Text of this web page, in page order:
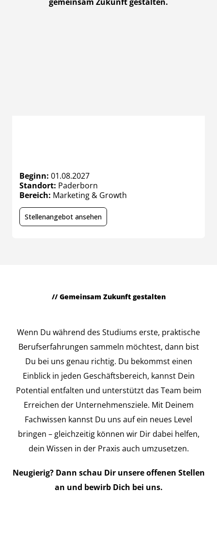
Beginn: 01.08.2027
Standort: Paderborn
Bereich: Marketing & Growth
Stellenangebot ansehen
// Gemeinsam Zukunft gestalten
Wenn Du während des Studiums erste, praktische
Berufserfahrungen sammeln möchtest, dann bist
Du bei uns genau richtig. Du bekommst einen
Einblick in jeden Geschäftsbereich, kannst Dein
Potential entfalten und unterstützt das Team beim
Erreichen der Unternehmensziele. Mit Deinem
Fachwissen kannst Du uns auf ein neues Level
bringen – gleichzeitig können wir Dir dabei helfen,
dein Wissen in der Praxis auch umzusetzen.
Neugierig? Dann schau Dir unsere offenen Stellen
an und bewirb Dich bei uns.